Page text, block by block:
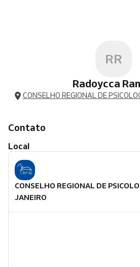
RR
Radoycca
CONSELHO REGIONAL DE
Contato
Local
CONSELHO REGIONAL DE
JANEIRO